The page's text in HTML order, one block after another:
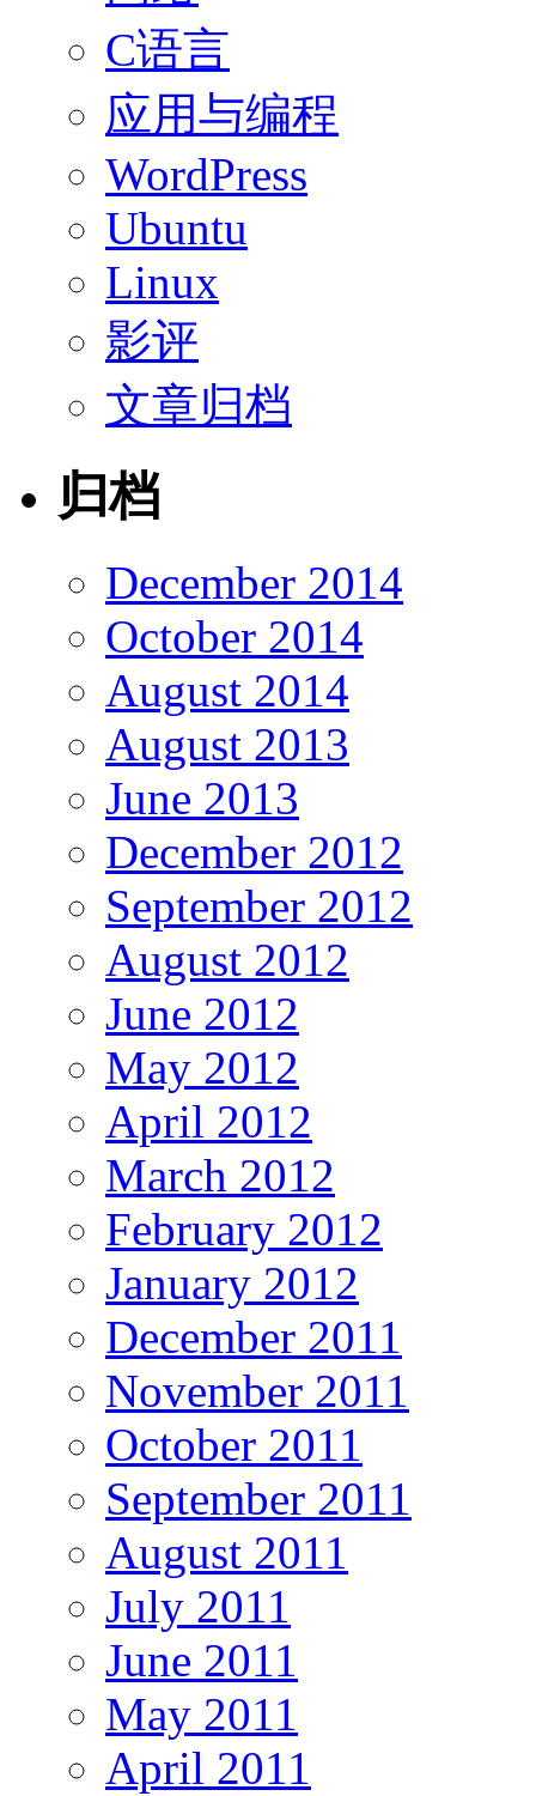
C语言
应用与编程
WordPress
Ubuntu
Linux
影评
文章归档
归档
December 2014
October 2014
August 2014
August 2013
June 2013
December 2012
September 2012
August 2012
June 2012
May 2012
April 2012
March 2012
February 2012
January 2012
December 2011
November 2011
October 2011
September 2011
August 2011
July 2011
June 2011
May 2011
April 2011